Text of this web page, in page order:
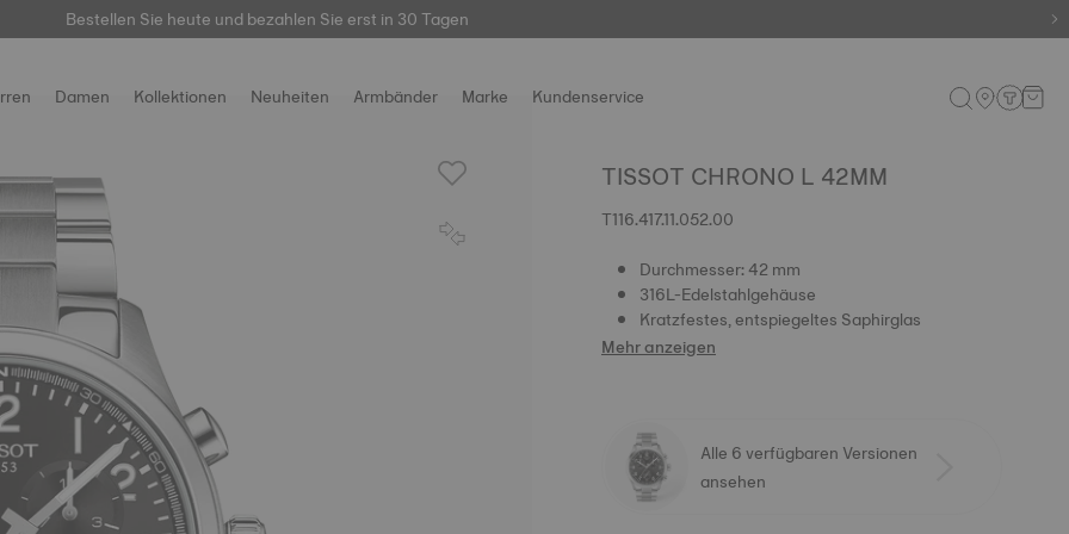
Kostenloser Standardversand und Rücksendung
hier
Bestellen Sie heute und bezahlen Sie erst in 30 Tagen
Damen Kollektionen Neuheiten Armbänder Marke Kundenservice
TISSOT CHRONO L 42MM
T116.417.11.052.00
Durchmesser: 42 mm
316L-Edelstahlgehäuse
Kratzfestes, entspiegeltes Saphirglas
Mehr anzeigen
Alle 6 verfügbaren Versionen
ansehen